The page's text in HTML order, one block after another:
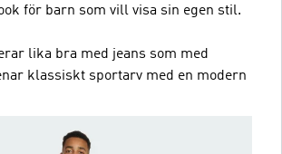
för barn som vill visa sin egen stil.
lika bra med jeans som med
klassiskt sportarv med en modern